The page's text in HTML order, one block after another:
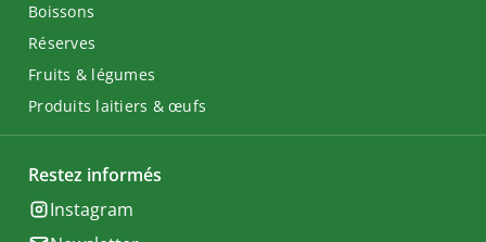
Boissons
Réserves
Fruits & légumes
Produits laitiers & œufs
Restez informés
Instagram